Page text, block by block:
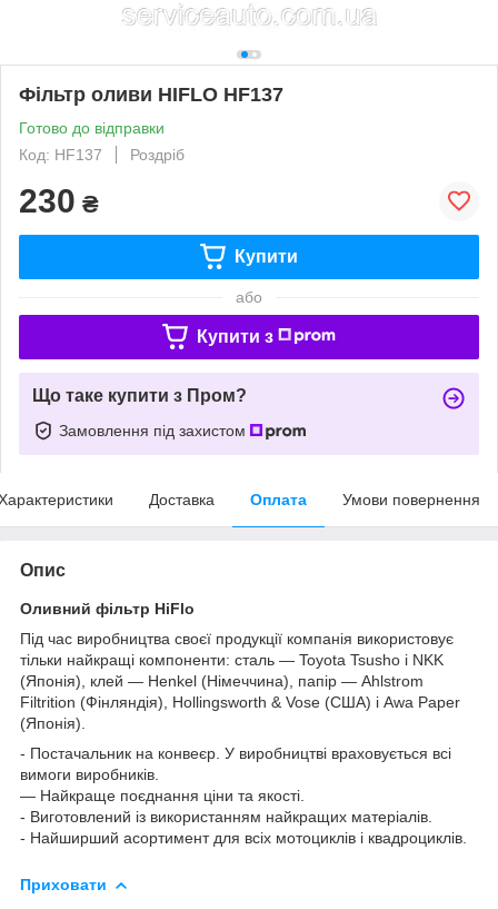
Фільтр оливи HIFLO HF137
Готово до відправки
Код: HF137
Роздріб
230 ₴
Купити
або
Купити з
Що таке купити з Пром?
Замовлення під захистом
Доставка Оплата Умови повернення
Опис
Оливний фільтр HiFlo
Під час виробництва своєї продукції компанія використовує
тільки найкращі компоненти: сталь — Toyota Tsusho і NKK
(Японія), клей — Henkel (Німеччина), папір — Ahlstrom
Filtrition (Фінляндія), Hollingsworth & Vose (США) і Awa Paper
(Японія).
- Постачальник на конвеєр. У виробництві враховується всі
вимоги виробників.
— Найкраще поєднання ціни та якості.
- Виготовлений із використанням найкращих матеріалів.
- Найширший асортимент для всіх мотоциклів і квадроциклів.
Приховати